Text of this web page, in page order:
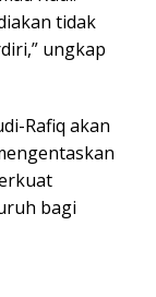
tidak
ungkap
Rafiq akan
bagi